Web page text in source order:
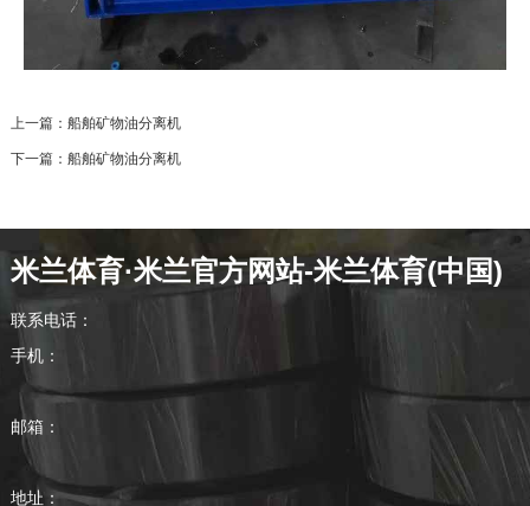
上一篇： 船舶矿物油分离机
下一篇： 船舶矿物油分离机
米兰体育·米兰官方网站-米兰体育(中国)
联系电话：
手机：
邮箱：
地址：